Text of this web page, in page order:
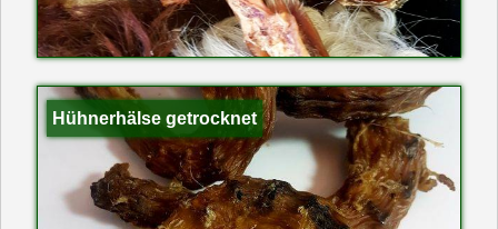
Hühnerhälse getrocknet